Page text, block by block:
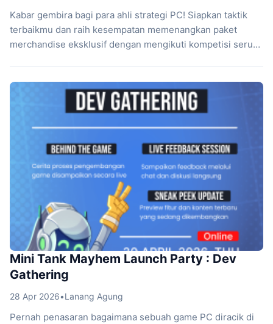
Kabar gembira bagi para ahli strategi PC! Siapkan taktik
terbaikmu dan raih kesempatan memenangkan paket
merchandise eksklusif dengan mengikuti kompetisi seru
Batas Pendaftaran: Hari ini, 28 April 2026 Persyaratan
Peserta: Segera lakukan pendaftaran dengan
menghubungi WhatsApp Lets Play di 085733524943 atau
Mini Tank Mayhem Launch Party : Dev
Gathering
28 Apr 2026•Lanang Agung
Pernah penasaran bagaimana sebuah game PC diracik di